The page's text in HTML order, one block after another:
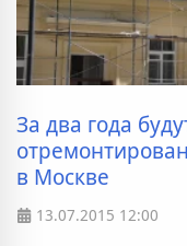
За два года
в Москве
13.07.2015 12:00